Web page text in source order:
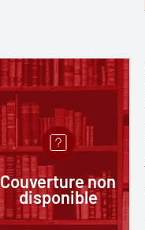
Couverture non
disponible